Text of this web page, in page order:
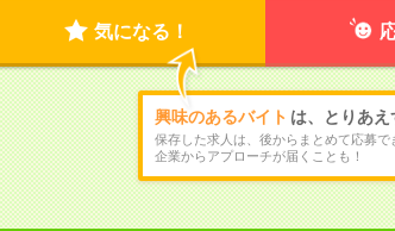
気になる！
興味のあるバイト は、とりあえ
保存した求人は、後からまとめて応募で
企業からアプローチが届くことも！